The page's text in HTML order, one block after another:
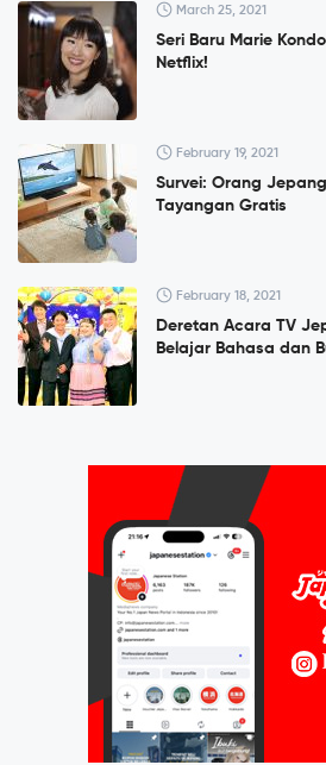
March 25, 2021
Seri Baru Marie
Netflix!
February 19, 2021
Survei: Orang
Tayangan Gratis
February 18, 2021
Deretan Acara TV
Belajar Bahasa dan